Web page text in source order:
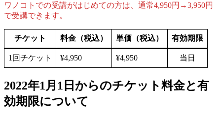
ワノコトでの受講がはじめての方は、通常4,950円→3,950円
で受講できます。
チケット 料金（税込） 単価 （税込） 有効期限
1回チケット ¥4,950 ¥4,950 当日
2022年1月1日からのチケット料金と有
効期限について